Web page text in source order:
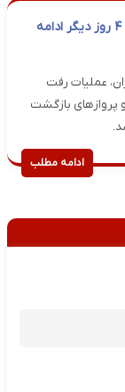
زمان بازگشت حجاج اعلام شد/ پروازهای رفت تا ۴ روز دیگر ادامه
عملیات رفت
دارد و پروازهای بازگشت
ادامه مطلب